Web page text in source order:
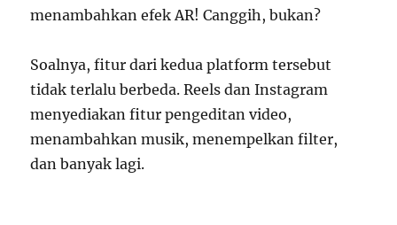
menambahkan efek AR! Canggih, bukan?
Soalnya, fitur dari kedua platform tersebut
tidak terlalu berbeda. Reels dan Instagram
menyediakan fitur pengeditan video,
menambahkan musik, menempelkan filter,
dan banyak lagi.